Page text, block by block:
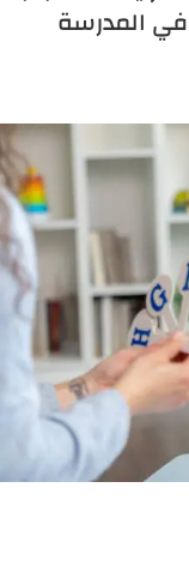
في المدرسة